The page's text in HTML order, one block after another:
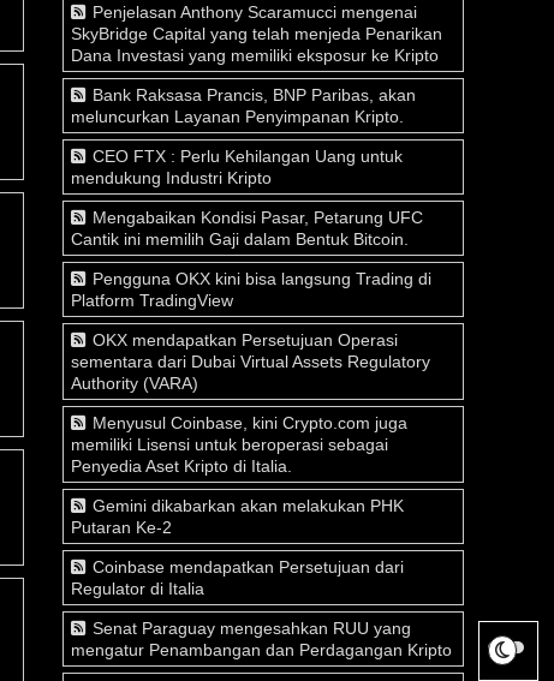
Penjelasan Anthony Scaramucci mengenai
SkyBridge Capital yang telah menjeda Penarikan
Dana Investasi yang memiliki eksposur ke Kripto
Bank Raksasa Prancis, BNP Paribas, akan
meluncurkan Layanan Penyimpanan Kripto.
CEO FTX : Perlu Kehilangan Uang untuk
mendukung Industri Kripto
Mengabaikan Kondisi Pasar, Petarung UFC
Cantik ini memilih Gaji dalam Bentuk Bitcoin.
Pengguna OKX kini bisa langsung Trading di
Platform TradingView
OKX mendapatkan Persetujuan Operasi
sementara dari Dubai Virtual Assets Regulatory
Authority (VARA)
Menyusul Coinbase, kini Crypto.com juga
memiliki Lisensi untuk beroperasi sebagai
Penyedia Aset Kripto di Italia.
Gemini dikabarkan akan melakukan PHK
Putaran Ke-2
Coinbase mendapatkan Persetujuan dari
Regulator di Italia
Senat Paraguay mengesahkan RUU yang
mengatur Penambangan dan Perdagangan Kripto